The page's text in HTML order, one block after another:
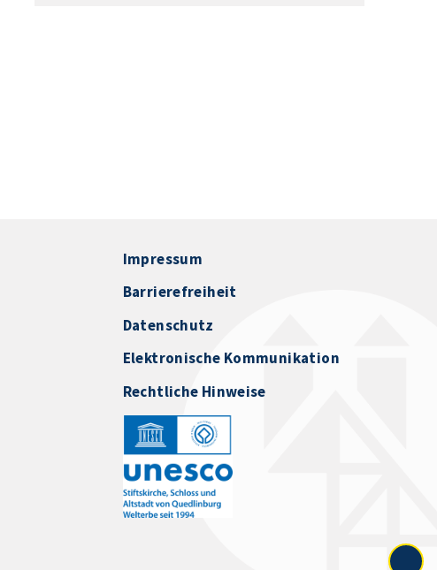
Impressum
Barrierefreiheit
Datenschutz
Elektronische Kommunikation
Rechtliche Hinweise